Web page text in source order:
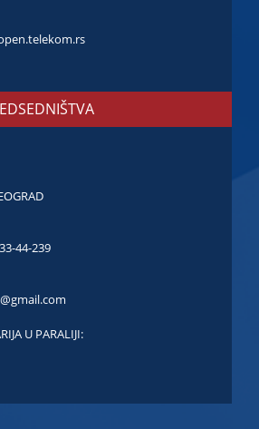
44-239
U PARALIJI: